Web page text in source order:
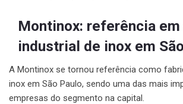
Montinox: referência
industrial de inox em
A Montinox se tornou referência como
inox em São Paulo, sendo uma das mais
empresas do segmento na capital.